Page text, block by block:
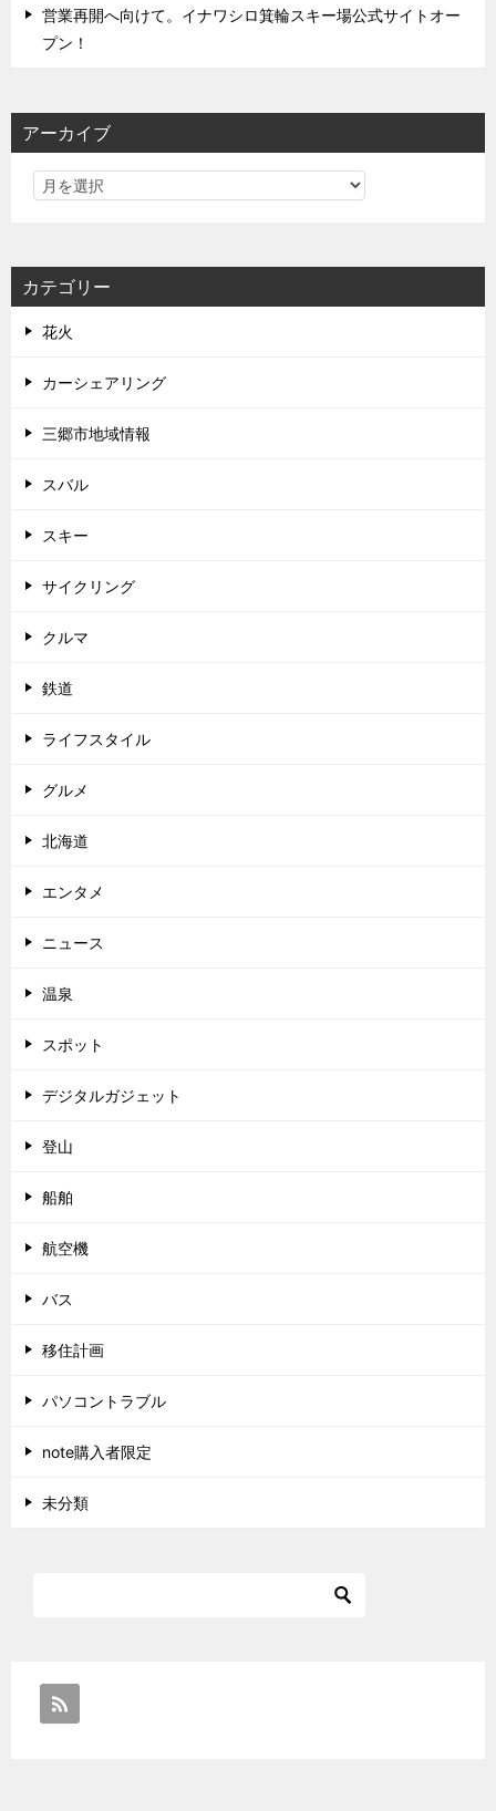
営業再開へ向けて。イナワシロ箕輪スキー場公式サイトオー
プン！
アーカイブ
カテゴリー
花火
カーシェアリング
三郷市地域情報
スバル
スキー
サイクリング
クルマ
鉄道
ライフスタイル
グルメ
北海道
エンタメ
ニュース
温泉
スポット
デジタルガジェット
登山
船舶
航空機
バス
移住計画
パソコントラブル
note購入者限定
未分類